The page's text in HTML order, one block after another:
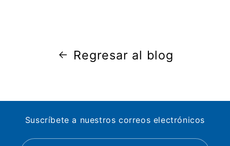
Regresar al blog
Suscríbete a nuestros correos electrónicos